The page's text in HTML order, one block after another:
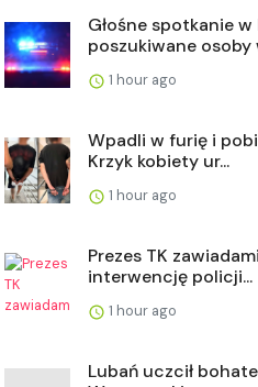
Głośne spotkanie
poszukiwane osoby
1 hour ago
Wpadli w furię i
Krzyk kobiety ur...
1 hour ago
Prezes TK
interwencję policji...
1 hour ago
Lubań uczcił